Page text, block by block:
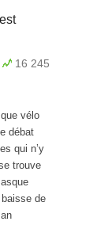
16 245
vélo
débat
qui n’y
trouve
de